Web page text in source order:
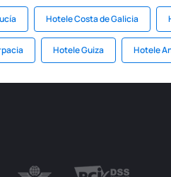
Hotele Costa de Galicia
Hotele Guiza Hotele